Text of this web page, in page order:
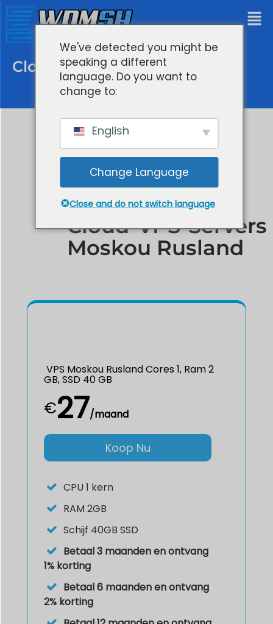
Cloud VPS Servers Moskou
Cloud VPS Servers
Moskou Rusland
VPS Moskou Rusland Cores 1, Ram 2
GB, SSD 40 GB
€27/maand
Koop Nu
CPU 1 kern
RAM 2GB
Schijf 40GB SSD
Betaal 3 maanden en ontvang
1% korting
Betaal 6 maanden en ontvang
2% korting
We've detected you might be
speaking a different
language. Do you want to
change to:
English
Change Language
Close and do not switch language